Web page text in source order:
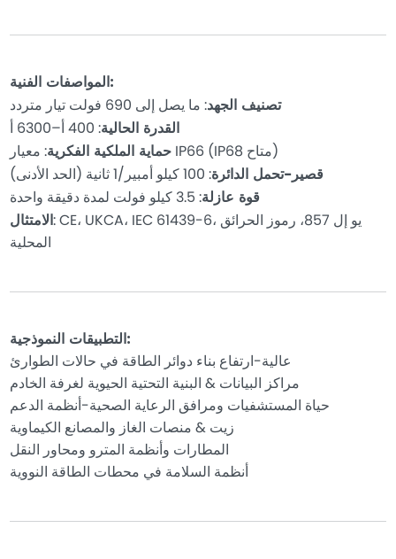
المواصفات الفنية:
تصنيف الجهد: ما يصل إلى 690 فولت تيار متردد
القدرة الحالية: 400 أ–6300 أ
حماية الملكية الفكرية : معيار IP66 (IP68 متاح)
قصير-تحمل الدائرة: 100 كيلو أمبير/1 ثانية (الحد الأدنى)
قوة عازلة: 3.5 كيلو فولت لمدة دقيقة واحدة
الامتثال: CE، UKCA، IEC 61439-6، يو إل 857، رموز الحرائق
المحلية
التطبيقات النموذجية:
عالية-ارتفاع بناء دوائر الطاقة في حالات الطوارئ
مراكز البيانات & البنية التحتية الحيوية لغرفة الخادم
حياة المستشفيات ومرافق الرعاية الصحية-أنظمة الدعم
زيت & منصات الغاز والمصانع الكيماوية
المطارات وأنظمة المترو ومحاور النقل
أنظمة السلامة في محطات الطاقة النووية